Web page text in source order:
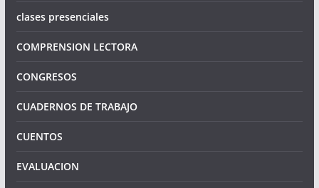
clases presenciales
COMPRENSION LECTORA
CONGRESOS
CUADERNOS DE TRABAJO
CUENTOS
EVALUACION